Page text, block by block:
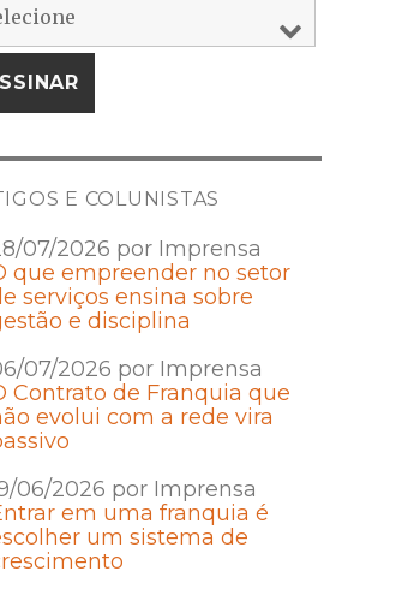
E COLUNISTAS
07/2026 por Imprensa
que empreender no setor
serviços ensina sobre
e disciplina
07/2026 por Imprensa
Contrato de Franquia que
evolui com a rede vira
06/2026 por Imprensa
em uma franquia é
um sistema de